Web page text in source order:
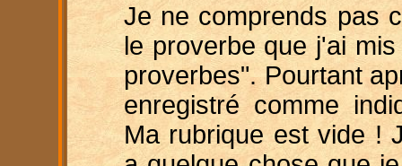
Je ne comprends pas
le proverbe que j'ai
proverbes". Pourtant
enregistré comme
Ma rubrique est vide !